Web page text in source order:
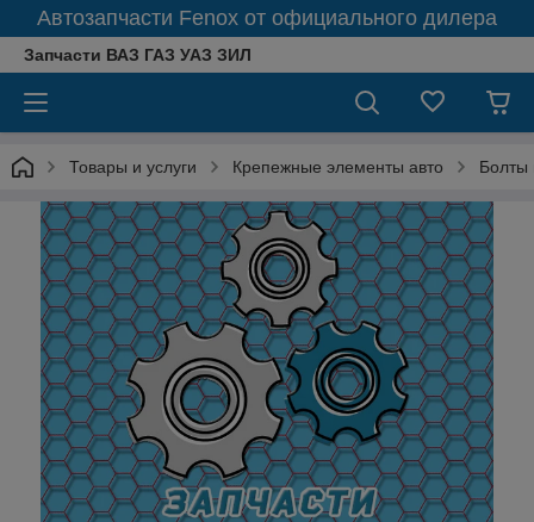
Автозапчасти Fenox от официального дилера
Запчасти ВАЗ ГАЗ УАЗ ЗИЛ
Товары и услуги Крепежные элементы авто Болты